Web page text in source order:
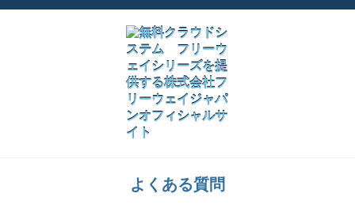
よくある質問